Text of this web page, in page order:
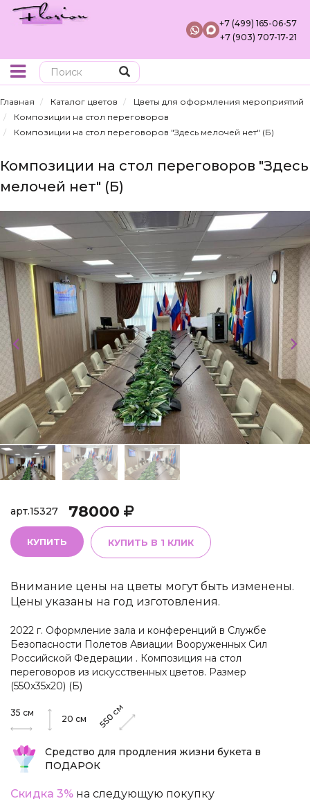
+7 (499) 165-06-57
+7 (903) 707-17-21
Главная Каталог цветов
Цветы для оформления мероприятий
Композиции на стол переговоров
Композиции на стол переговоров "Здесь мелочей нет" (Б)
Композиции на стол переговоров "Здесь
мелочей нет" (Б)
арт.15327 78000
КУПИТЬ КУПИТЬ В 1 КЛИК
Внимание цены на цветы могут быть изменены.
Цены указаны на год изготовления.
2022 г. Оформление зала и конференций в Службе
Безопасности Полетов Авиации Вооруженных Сил
Российской Федерации . Композиция на стол
переговоров из искусственных цветов. Размер
(550х35х20) (Б)
35 см
20 см 550
см
Средство для продления жизни букета в
ПОДАРОК
Скидка 3% на следующую покупку